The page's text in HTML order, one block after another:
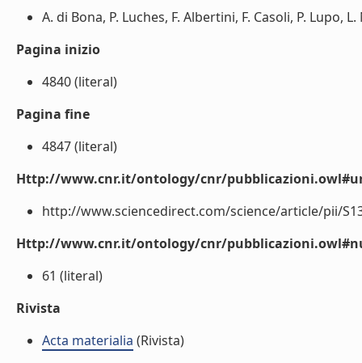
A. di Bona, P. Luches, F. Albertini, F. Casoli, P. Lupo,
Pagina inizio
4840 (literal)
Pagina fine
4847 (literal)
Http://www.cnr.it/ontology/cnr/
http://www.sciencedirect.com/science/article/pii/
Http://www.cnr.it/ontology/cnr/
61 (literal)
Rivista
Acta materialia (Rivista)